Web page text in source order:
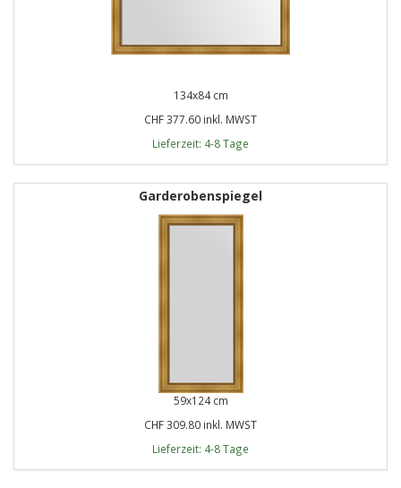
134x84 cm
CHF 377.60 inkl. MWST
Lieferzeit: 4-8 Tage
Garderobenspiegel
59x124 cm
CHF 309.80 inkl. MWST
Lieferzeit: 4-8 Tage